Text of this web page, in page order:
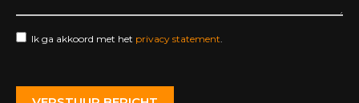
Ik ga akkoord met het privacy statement